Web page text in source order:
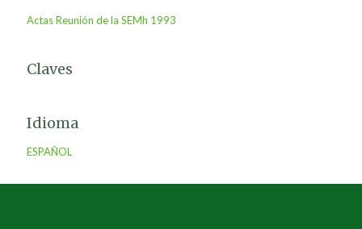
Actas Reunión de la SEMh 1993
Claves
Idioma
ESPAÑOL